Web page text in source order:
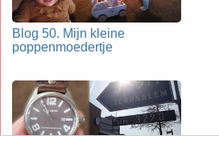
Blog 50. Mijn kleine
poppenmoedertje